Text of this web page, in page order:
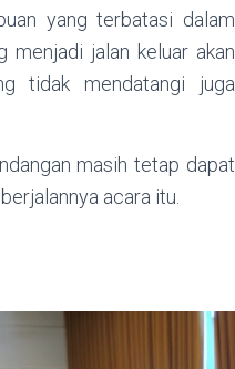
yang terbatasi dalam
menjadi jalan keluar akan
tidak mendatangi juga
masih tetap dapat
acara itu.